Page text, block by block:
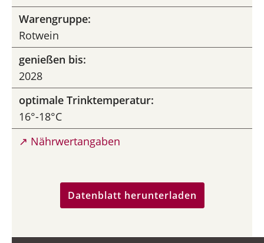
Warengruppe:
Rotwein
genießen bis:
2028
optimale Trinktemperatur:
16°-18°C
↗ Nährwertangaben
Datenblatt herunterladen